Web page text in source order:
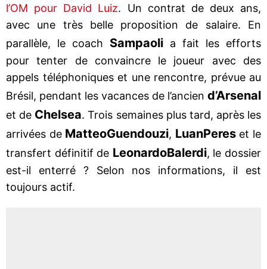
l’OM pour David Luiz. Un contrat de deux ans,
avec une très belle proposition de salaire. En
parallèle, le coach Sampaoli a fait les efforts
pour tenter de convaincre le joueur avec des
appels téléphoniques et une rencontre, prévue au
Brésil, pendant les vacances de l’ancien d’Arsenal
et de Chelsea. Trois semaines plus tard, après les
arrivées de MatteoGuendouzi, LuanPereset le
transfert définitif de LeonardoBalerdi, le dossier
est-il enterré ? Selon nos informations, il est
toujours actif.